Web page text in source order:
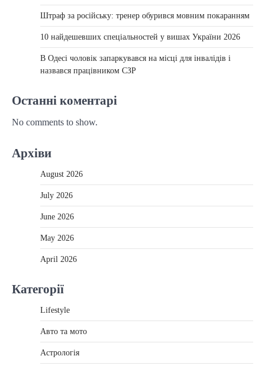
Штраф за російську: тренер обурився мовним покаранням
10 найдешевших спеціальностей у вишах України 2026
В Одесі чоловік запаркувався на місці для інвалідів і
назвався працівником СЗР
Останні коментарі
No comments to show.
Архіви
August 2026
July 2026
June 2026
May 2026
April 2026
Категорії
Lifestyle
Авто та мото
Астрологія